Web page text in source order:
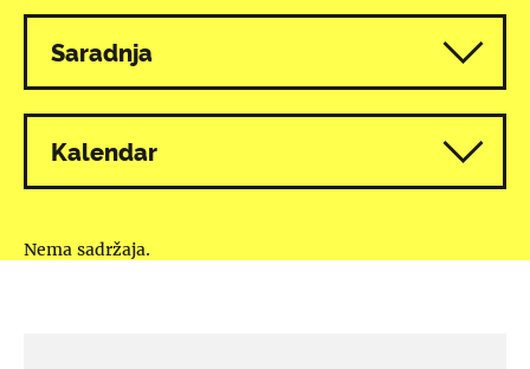
Svi programi
Saradnja
Kalendar
Nema sadržaja.